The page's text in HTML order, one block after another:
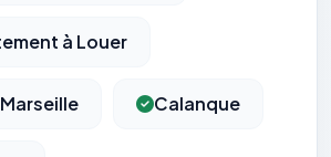
à Louer
Calanque